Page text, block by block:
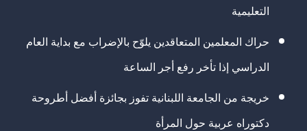
التعليمية
حراك المعلمين المتعاقدين يلوّح بالإضراب مع بداية العام
الدراسي إذا تأخر رفع أجر الساعة
خريجة من الجامعة اللبنانية تفوز بجائزة أفضل أطروحة
دكتوراه عربية حول المرأة